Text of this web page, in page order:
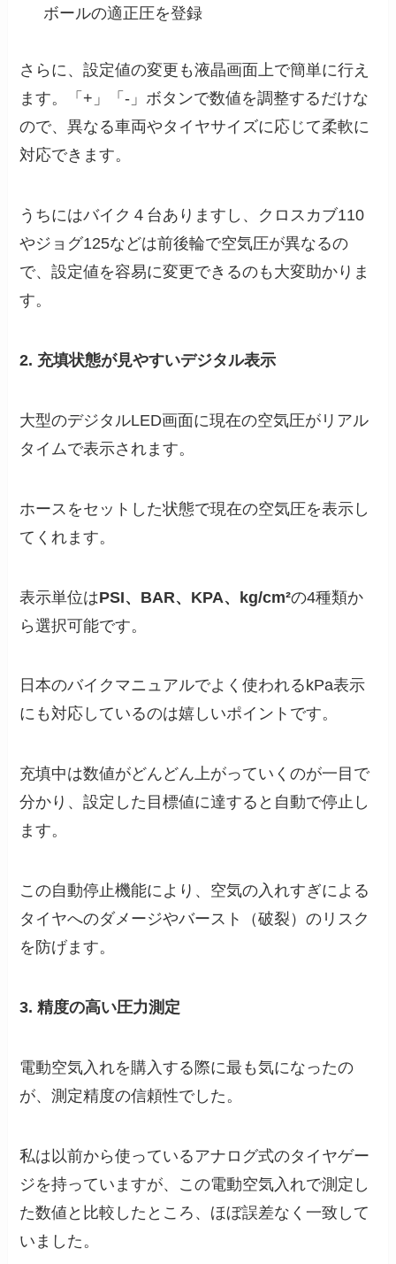
ボールの適正圧を登録
さらに、設定値の変更も液晶画面上で簡単に行え
ます。「+」「-」ボタンで数値を調整するだけな
ので、異なる車両やタイヤサイズに応じて柔軟に
対応できます。
うちにはバイク４台ありますし、クロスカブ110
やジョグ125などは前後輪で空気圧が異なるの
で、設定値を容易に変更できるのも大変助かりま
す。
2. 充填状態が見やすいデジタル表示
大型のデジタルLED画面に現在の空気圧がリアル
タイムで表示されます。
ホースをセットした状態で現在の空気圧を表示し
てくれます。
表示単位はPSI、BAR、KPA、kg/cm²の4種類か
ら選択可能です。
日本のバイクマニュアルでよく使われるkPa表示
にも対応しているのは嬉しいポイントです。
充填中は数値がどんどん上がっていくのが一目で
分かり、設定した目標値に達すると自動で停止し
ます。
この自動停止機能により、空気の入れすぎによる
タイヤへのダメージやバースト（破裂）のリスク
を防げます。
3. 精度の高い圧力測定
電動空気入れを購入する際に最も気になったの
が、測定精度の信頼性でした。
私は以前から使っているアナログ式のタイヤゲー
ジを持っていますが、この電動空気入れで測定し
た数値と比較したところ、ほぼ誤差なく一致して
いました。